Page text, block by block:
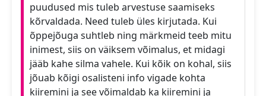
puudused mis tuleb arvestuse saamiseks
kõrvaldada. Need tuleb üles kirjutada. Kui
õppejõuga suhtleb ning märkmeid teeb mitu
inimest, siis on väiksem võimalus, et midagi
jääb kahe silma vahele. Kui kõik on kohal, siis
jõuab kõigi osalisteni info vigade kohta
kiiremini ja see võimaldab ka kiiremini ja